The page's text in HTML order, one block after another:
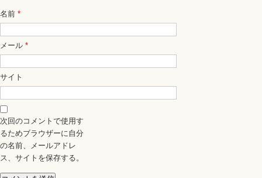
名前 *
メール *
サイト
次回のコメントで使用す
るためブラウザーに自分
の名前、メールアドレ
ス、サイトを保存する。